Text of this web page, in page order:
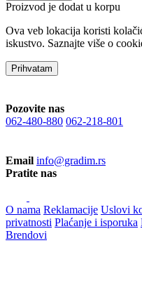
Proizvod je dodat u korpu
Ova veb lokacija koristi
iskustvo. Saznajte više o
Prihvatam
Pozovite nas
062-480-880 062-218-801
Email info@gradim.rs
Pratite nas
O nama Reklamacije Uslovi
privatnosti Plaćanje i isporuka
Brendovi